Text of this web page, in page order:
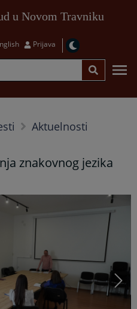
u Novom Travniku
Prijava
Aktuelnosti
znakovnog jezika